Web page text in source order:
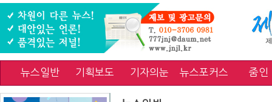
뉴스일반 기획보도 기자의눈 뉴스포커스 줌인